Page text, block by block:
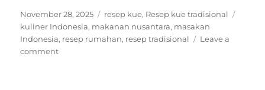
Posted
on
November 28, 2025 Categories
resep kue, Resep kue tradisional
kuliner Indonesia, makanan nusantara, masakan
Indonesia, resep rumahan, resep tradisional
Leave a
commenton